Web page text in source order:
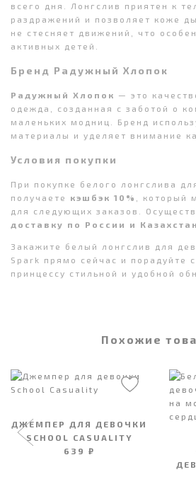
всего дня. Лонгслив приятен к
раздражений и позволяет коже
не стесняет движений, что
активных детей.
Бренд Радужный Хлопок
Радужный Хлопок — это
одежда, созданная с заботой о
маленьких модниц. Бренд
материалы и уделяет внимание
Условия покупки
При покупке белого лонгслива
получаете кэшбэк 10%
, который
для следующих заказов.
доставку по России и
Закажите белый лонгслив для
Spark прямо сейчас и порадуйте
принцессу стильной и удобной
Похожие
ДЖЕМПЕР ДЛЯ ДЕВОЧКИ
SCHOOL CASUALITY
639 ₽